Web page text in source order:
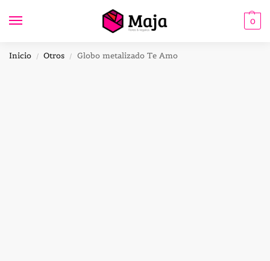
0
Inicio / Otros / Globo metalizado Te Amo